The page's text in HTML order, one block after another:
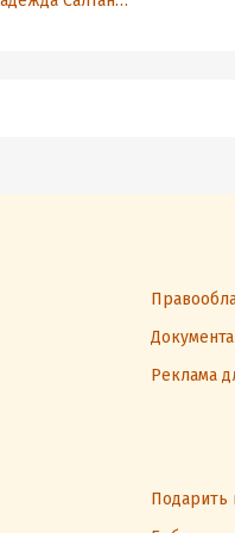
Реклама
Подарить